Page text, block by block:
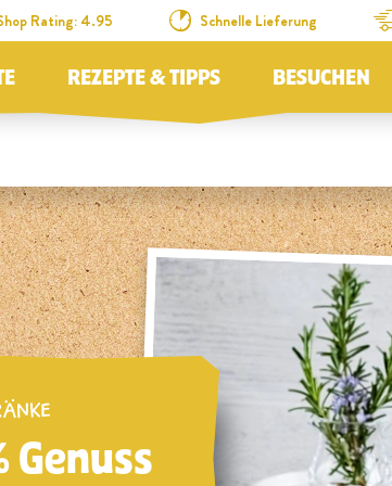
Rating: 4.95 Schnelle Lieferung
REZEPTE & TIPPS BESUCHEN
Genuss